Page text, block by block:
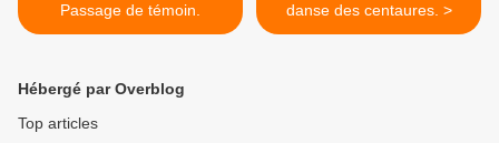
Passage de témoin.
danse des centaures. >
Hébergé par Overblog
Top articles